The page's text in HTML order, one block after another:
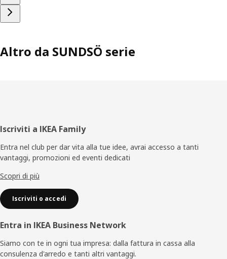
Altro da SUNDSÖ serie
Piè
di
pagina
Iscriviti a IKEA Family
Entra nel club per dar vita alla tue idee, avrai accesso a tanti
vantaggi, promozioni ed eventi dedicati
Scopri di più
Iscriviti o accedi
Entra in IKEA Business Network
Siamo con te in ogni tua impresa: dalla fattura in cassa alla
consulenza d'arredo e tanti altri vantaggi.